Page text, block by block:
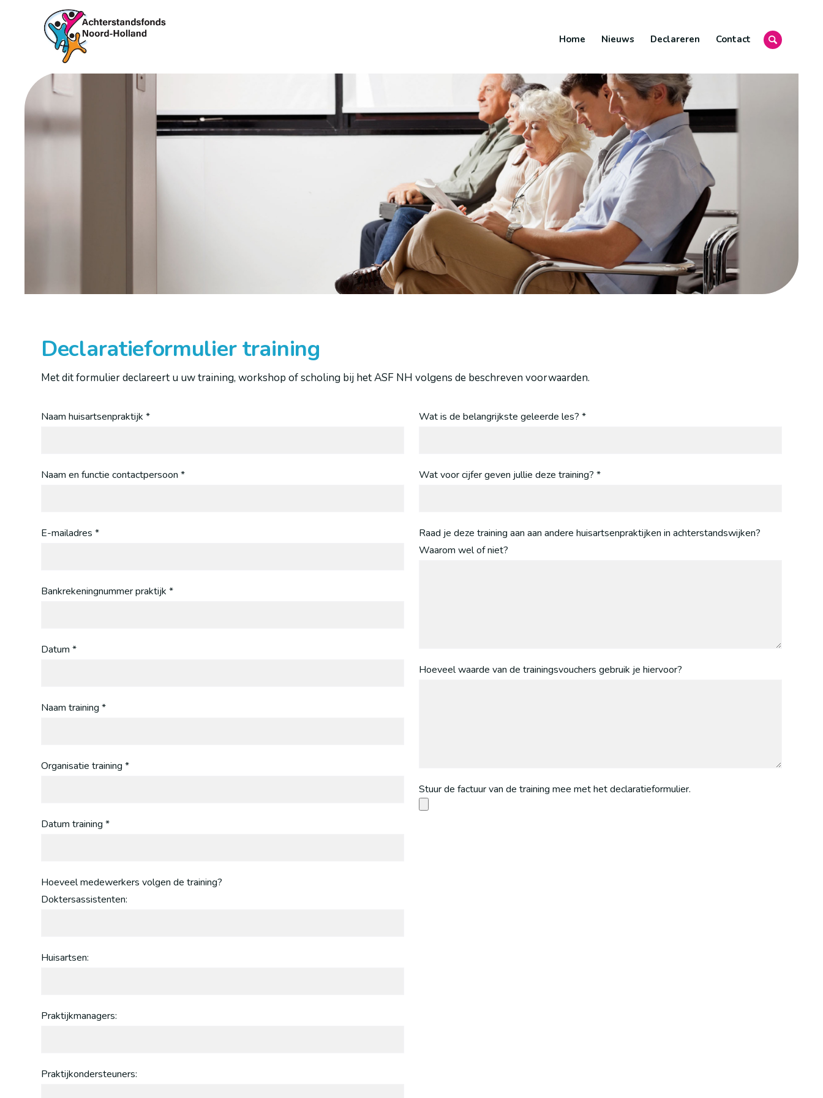
Home Nieuws Declareren Contact
Declaratieformulier training
Met dit formulier declareert u uw training, workshop of scholing bij het ASF NH volgens de beschreven voorwaarden.
Naam huisartsenpraktijk *
Naam en functie contactpersoon *
E-mailadres *
Bankrekeningnummer praktijk *
Datum *
Naam training *
Organisatie training *
Datum training *
Hoeveel medewerkers volgen de training?
Doktersassistenten:
Huisartsen:
Praktijkmanagers:
Praktijkondersteuners:
Wat is de belangrijkste geleerde les? *
Wat voor cijfer geven jullie deze training? *
Raad je deze training aan aan andere huisartsenpraktijken in achterstandswijken?
Waarom wel of niet?
Hoeveel waarde van de trainingsvouchers gebruik je hiervoor?
Stuur de factuur van de training mee met het declaratieformulier.